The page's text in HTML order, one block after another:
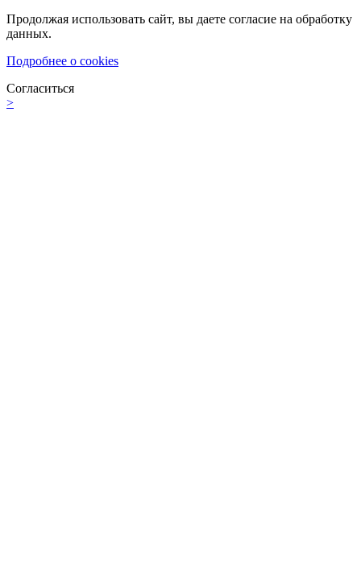
Продолжая использовать сайт, вы даете согласие на обработку
данных.
Подробнее о cookies
Согласиться
>